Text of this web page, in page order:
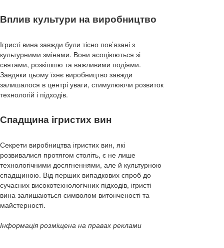
Вплив культури на виробництво
Ігристі вина завжди були тісно пов’язані з
культурними змінами. Вони асоціюються зі
святами, розкішшю та важливими подіями.
Завдяки цьому їхнє виробництво завжди
залишалося в центрі уваги, стимулюючи розвиток
технологій і підходів.
Спадщина ігристих вин
Секрети виробництва ігристих вин, які
розвивалися протягом століть, є не лише
технологічними досягненнями, але й культурною
спадщиною. Від перших випадкових спроб до
сучасних високотехнологічних підходів, ігристі
вина залишаються символом витонченості та
майстерності.
Інформація розміщена на правах реклами